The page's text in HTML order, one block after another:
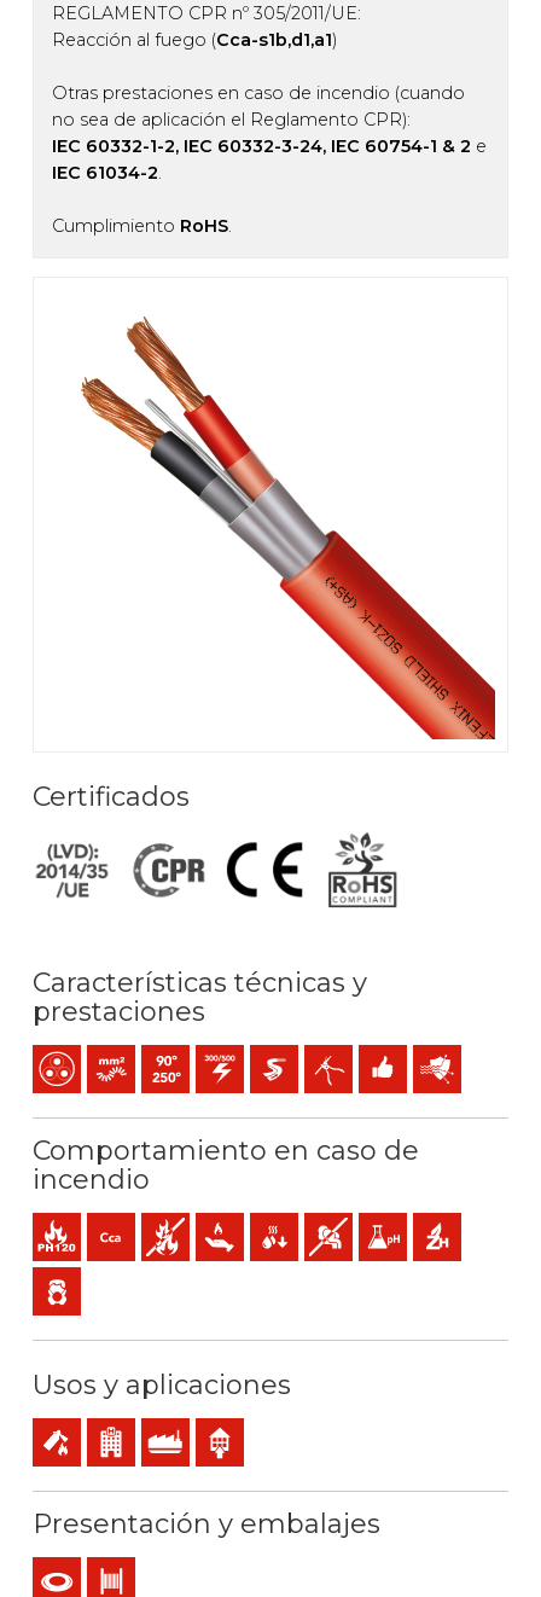
REGLAMENTO CPR nº 305/2011/UE:
Reacción al fuego (Cca-s1b,d1,a1)
Otras prestaciones en caso de incendio (cuando
no sea de aplicación el Reglamento CPR):
IEC 60332-1-2, IEC 60332-3-24, IEC 60754-1 & 2 e
IEC 61034-2.
Cumplimiento RoHS.
Certificados
Características técnicas y
prestaciones
MultipolarConductor flexible (clase 5) mm2
Temperatura máx. servicio: 90ºC / 250ºC
300 / 500 V C.A.Extra-deslizante
Fácil peladoFácil instalación
Protección
Comportamiento en caso de
incendio
Resistencia al fuego
Cca-s1b,d1,a1 (reacción al fuego)
No propagador de incendio
Baja emisión de calor
Reducida caída de gotas inflamables
Baja emisión y opacidad de
Baja acidez y
Libre de
Baja emisión de gases tóxicos
Usos y aplicaciones
Servicios de seguridad en caso de incendio
Locales de pública concurrencia
Uso industrialUso interior
Presentación y embalajes
Bobina